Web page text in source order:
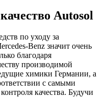
Autosol
по уходу за
Benz значит очень
благодаря
производимой
химики Германии, а
с самыми
качества. Будучи